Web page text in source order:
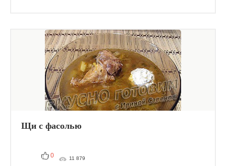
Щи с фасолью
0 11 879